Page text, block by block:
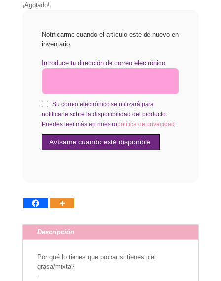
¡Agotado!
Notificarme cuando el artículo esté de nuevo en
inventario.
Introduce tu dirección de correo electrónico
Su correo electrónico se utilizará para
notificarle sobre la disponibilidad del producto.
Puedes leer más en nuestropolítica de privacidad
Descripción
Por qué lo tienes que probar si tienes piel
grasa/mixta?
.